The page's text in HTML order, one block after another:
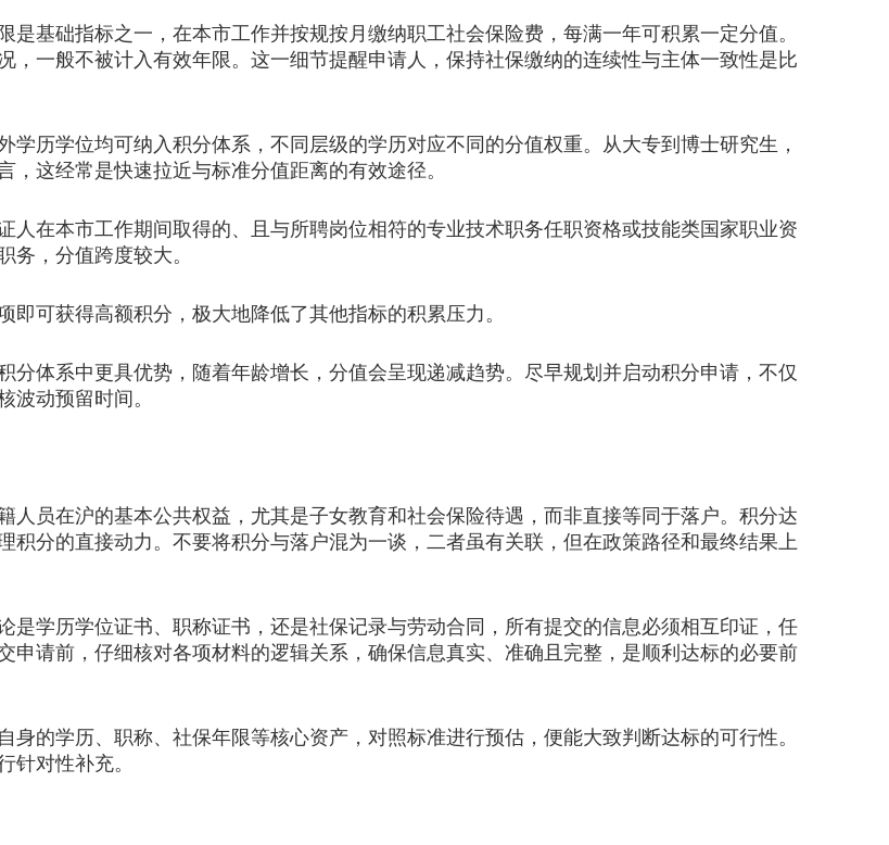
础指标之一，在本市工作并按规按月缴纳职工社会保险费，每满一年可积累一定分值。
一般不被计入有效年限。这一细节提醒申请人，保持社保缴纳的连续性与主体一致性是比
学位均可纳入积分体系，不同层级的学历对应不同的分值权重。从大专到博士研究生，
这经常是快速拉近与标准分值距离的有效途径。
在本市工作期间取得的、且与所聘岗位相符的专业技术职务任职资格或技能类国家职业资
务，分值跨度较大。
可获得高额积分，极大地降低了其他指标的积累压力。
体系中更具优势，随着年龄增长，分值会呈现递减趋势。尽早规划并启动积分申请，不仅
波动预留时间。
员在沪的基本公共权益，尤其是子女教育和社会保险待遇，而非直接等同于落户。积分达
分的直接动力。不要将积分与落户混为一谈，二者虽有关联，但在政策路径和最终结果上
学历学位证书、职称证书，还是社保记录与劳动合同，所有提交的信息必须相互印证，任
申请前，仔细核对各项材料的逻辑关系，确保信息真实、准确且完整，是顺利达标的必要前
学历、职称、社保年限等核心资产，对照标准进行预估，便能大致判断达标的可行性。
针对性补充。